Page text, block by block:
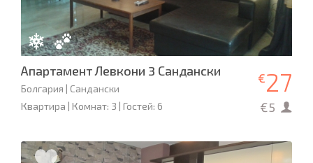
Апартамент Левкони 3 Сандански
Болгария | Сандански
Квартира | Комнат: 3 | Гостей: 6
€27
€5